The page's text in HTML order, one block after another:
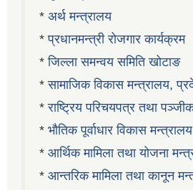
* अर्थ मन्त्रालय
*प्रधानमन्त्री रोजगार कार्यक्रम
*जिल्ला समन्वय समिति खोटाङ
*सामाजिक विकास मन्त्रालय,
*राष्ट्रिय परिचयपत्र तथा
* भौतिक पूर्वाधार विकास
* आर्थिक मामिला तथा योजना
* आन्तरिक मामिला तथा कानून